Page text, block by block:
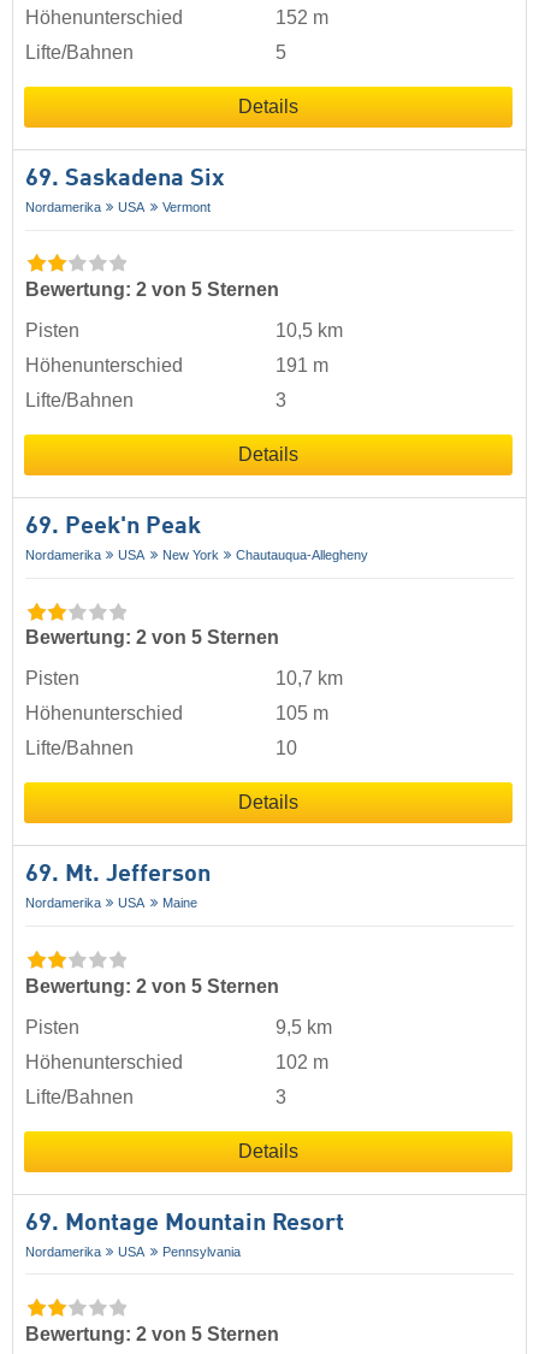
Höhenunterschied
152 m
Lifte/Bahnen
5
Details
69. Saskadena Six
Nordamerika USA Vermont
Bewertung: 2 von 5 Sternen
Pisten
10,5 km
Höhenunterschied
191 m
Lifte/Bahnen
3
Details
69. Peek'n Peak
Nordamerika USA New York Chautauqua-Allegheny
Bewertung: 2 von 5 Sternen
Pisten
10,7 km
Höhenunterschied
105 m
Lifte/Bahnen
10
Details
69. Mt. Jefferson
Nordamerika USA Maine
Bewertung: 2 von 5 Sternen
Pisten
9,5 km
Höhenunterschied
102 m
Lifte/Bahnen
3
Details
69. Montage Mountain Resort
Nordamerika USA Pennsylvania
Bewertung: 2 von 5 Sternen